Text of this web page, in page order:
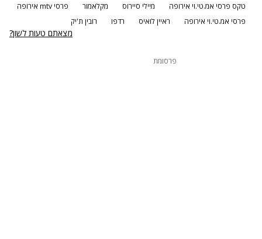
טקס פרסי אמ.טי.וי אירופה
מיילי סיירוס מקלאמור
פרסי mtv אירופה
פרסי אמ.טי.וי אירופה
ראיין לואיס רדפו רובין ת'יק
מצאתם טעות לשון?
פרסומת